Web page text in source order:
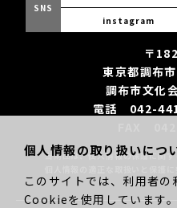
SNS
instagram
〒
東京都調布
調布市文化
電話 042-
当財団は、個人情報の保護に関す
個人情報の取り扱いにつ
このサイトでは、利用者
Cookieを使用しています